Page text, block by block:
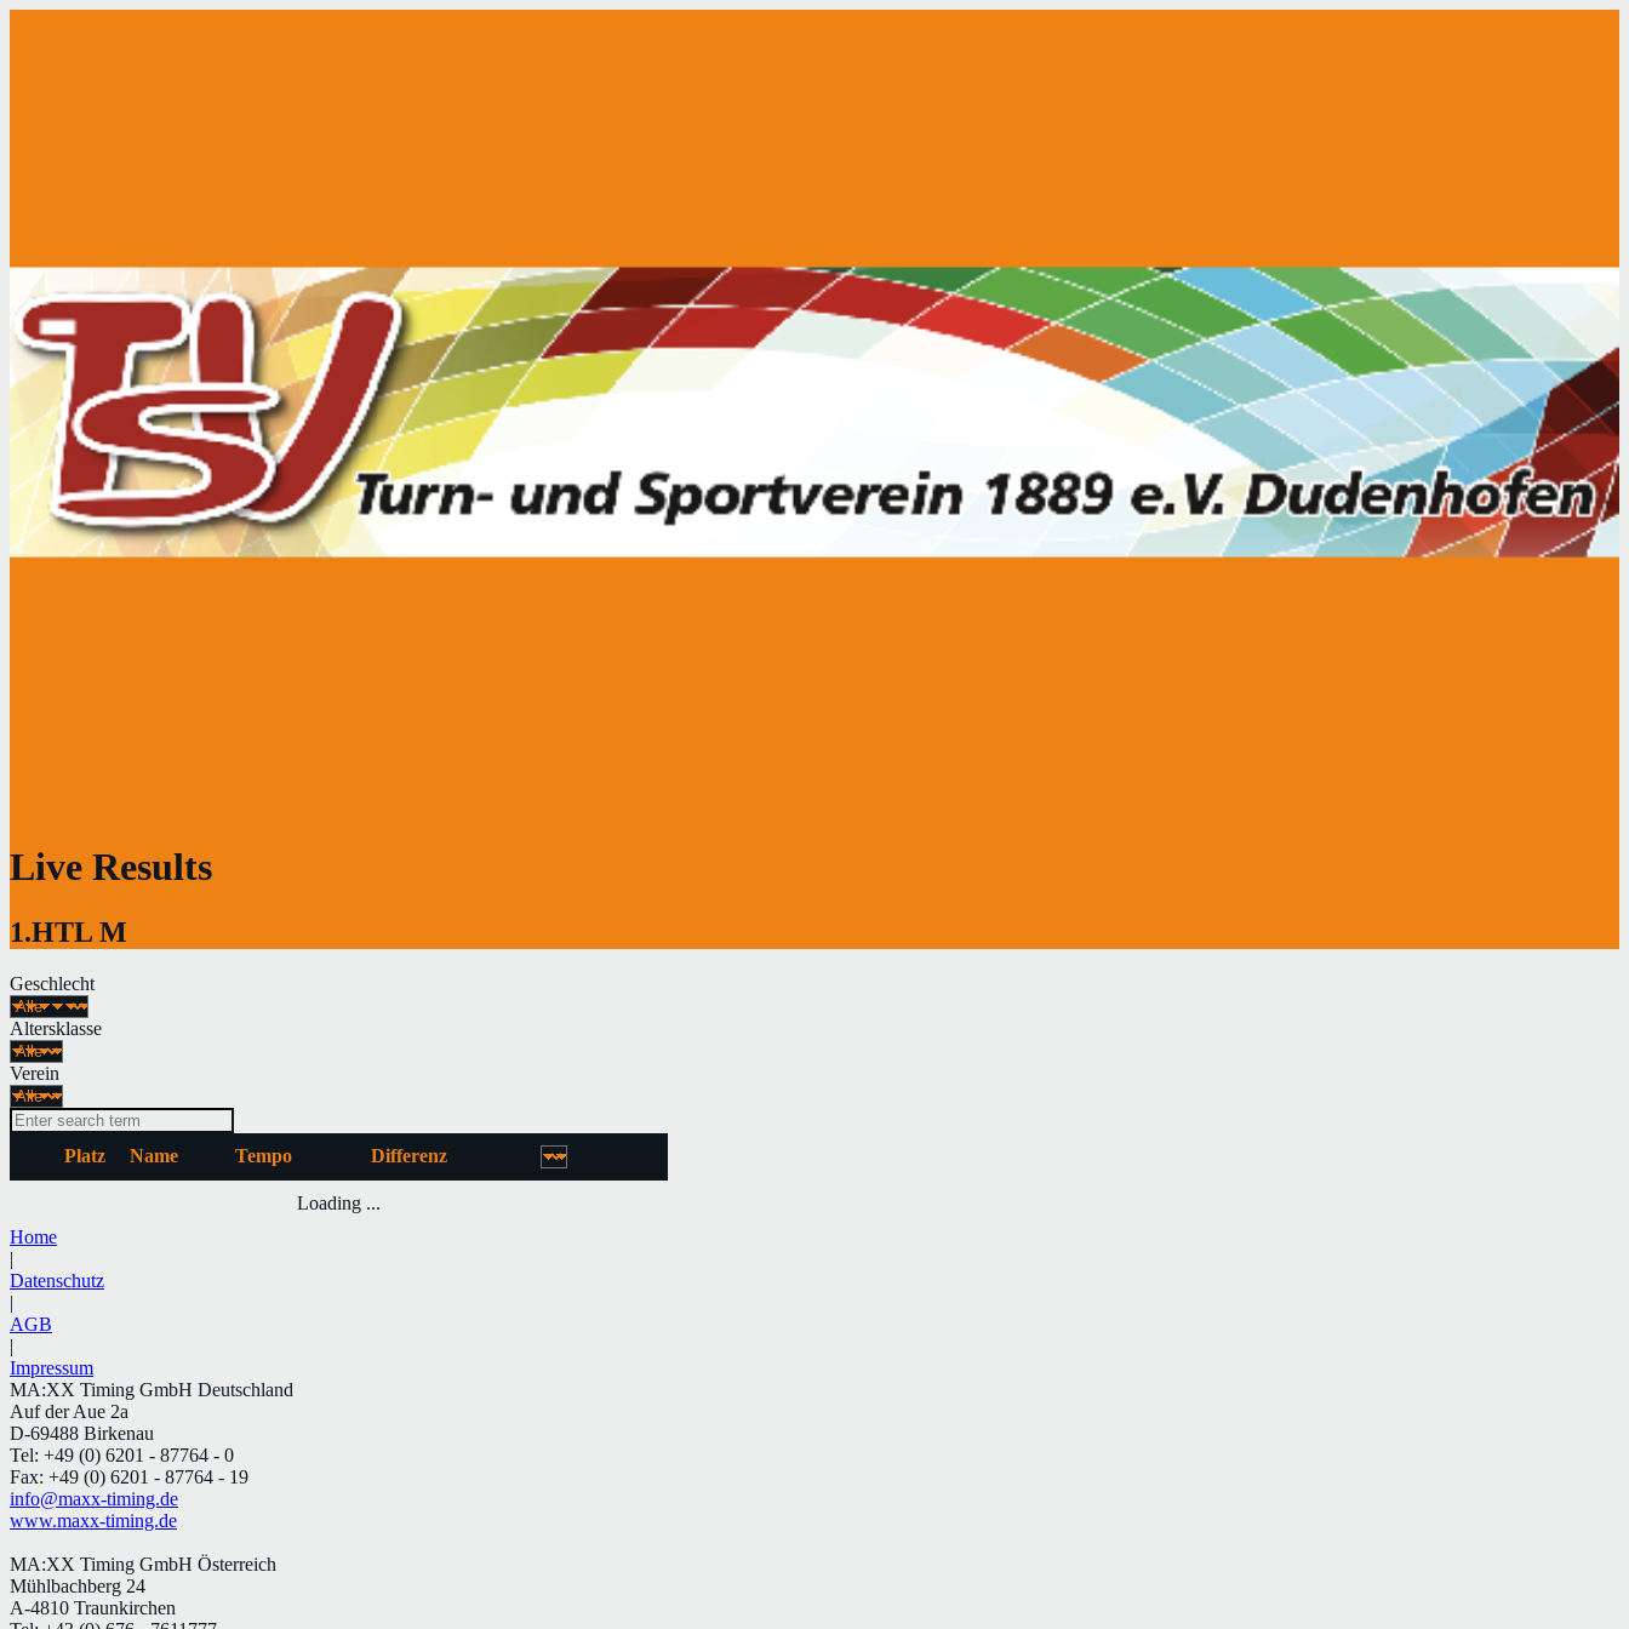
Live Results
1.HTL M
Geschlecht
Altersklasse
Verein
Platz Name Tempo Differenz
Loading ...
Home
|
Datenschutz
|
AGB
|
Impressum
MA:XX Timing GmbH Deutschland
Auf der Aue 2a
D-69488 Birkenau
Tel: +49 (0) 6201 - 87764 - 0
Fax: +49 (0) 6201 - 87764 - 19
info@maxx-timing.de
www.maxx-timing.de
MA:XX Timing GmbH Österreich
Mühlbachberg 24
A-4810 Traunkirchen